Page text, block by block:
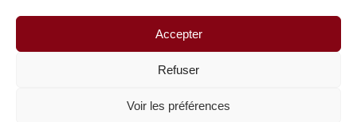
Accepter
Refuser
Voir les préférences
Mentions légales